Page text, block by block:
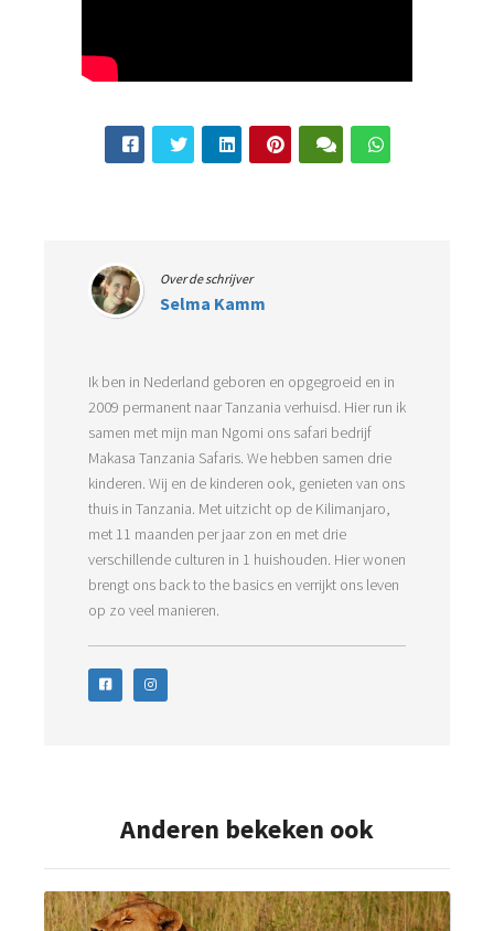
Over de schrijver
Selma Kamm
Ik ben in Nederland geboren en opgegroeid en in
2009 permanent naar Tanzania verhuisd. Hier run ik
samen met mijn man Ngomi ons safari bedrijf
Makasa Tanzania Safaris. We hebben samen drie
kinderen. Wij en de kinderen ook, genieten van ons
thuis in Tanzania. Met uitzicht op de Kilimanjaro,
met 11 maanden per jaar zon en met drie
verschillende culturen in 1 huishouden. Hier wonen
brengt ons back to the basics en verrijkt ons leven
op zo veel manieren.
Anderen bekeken ook